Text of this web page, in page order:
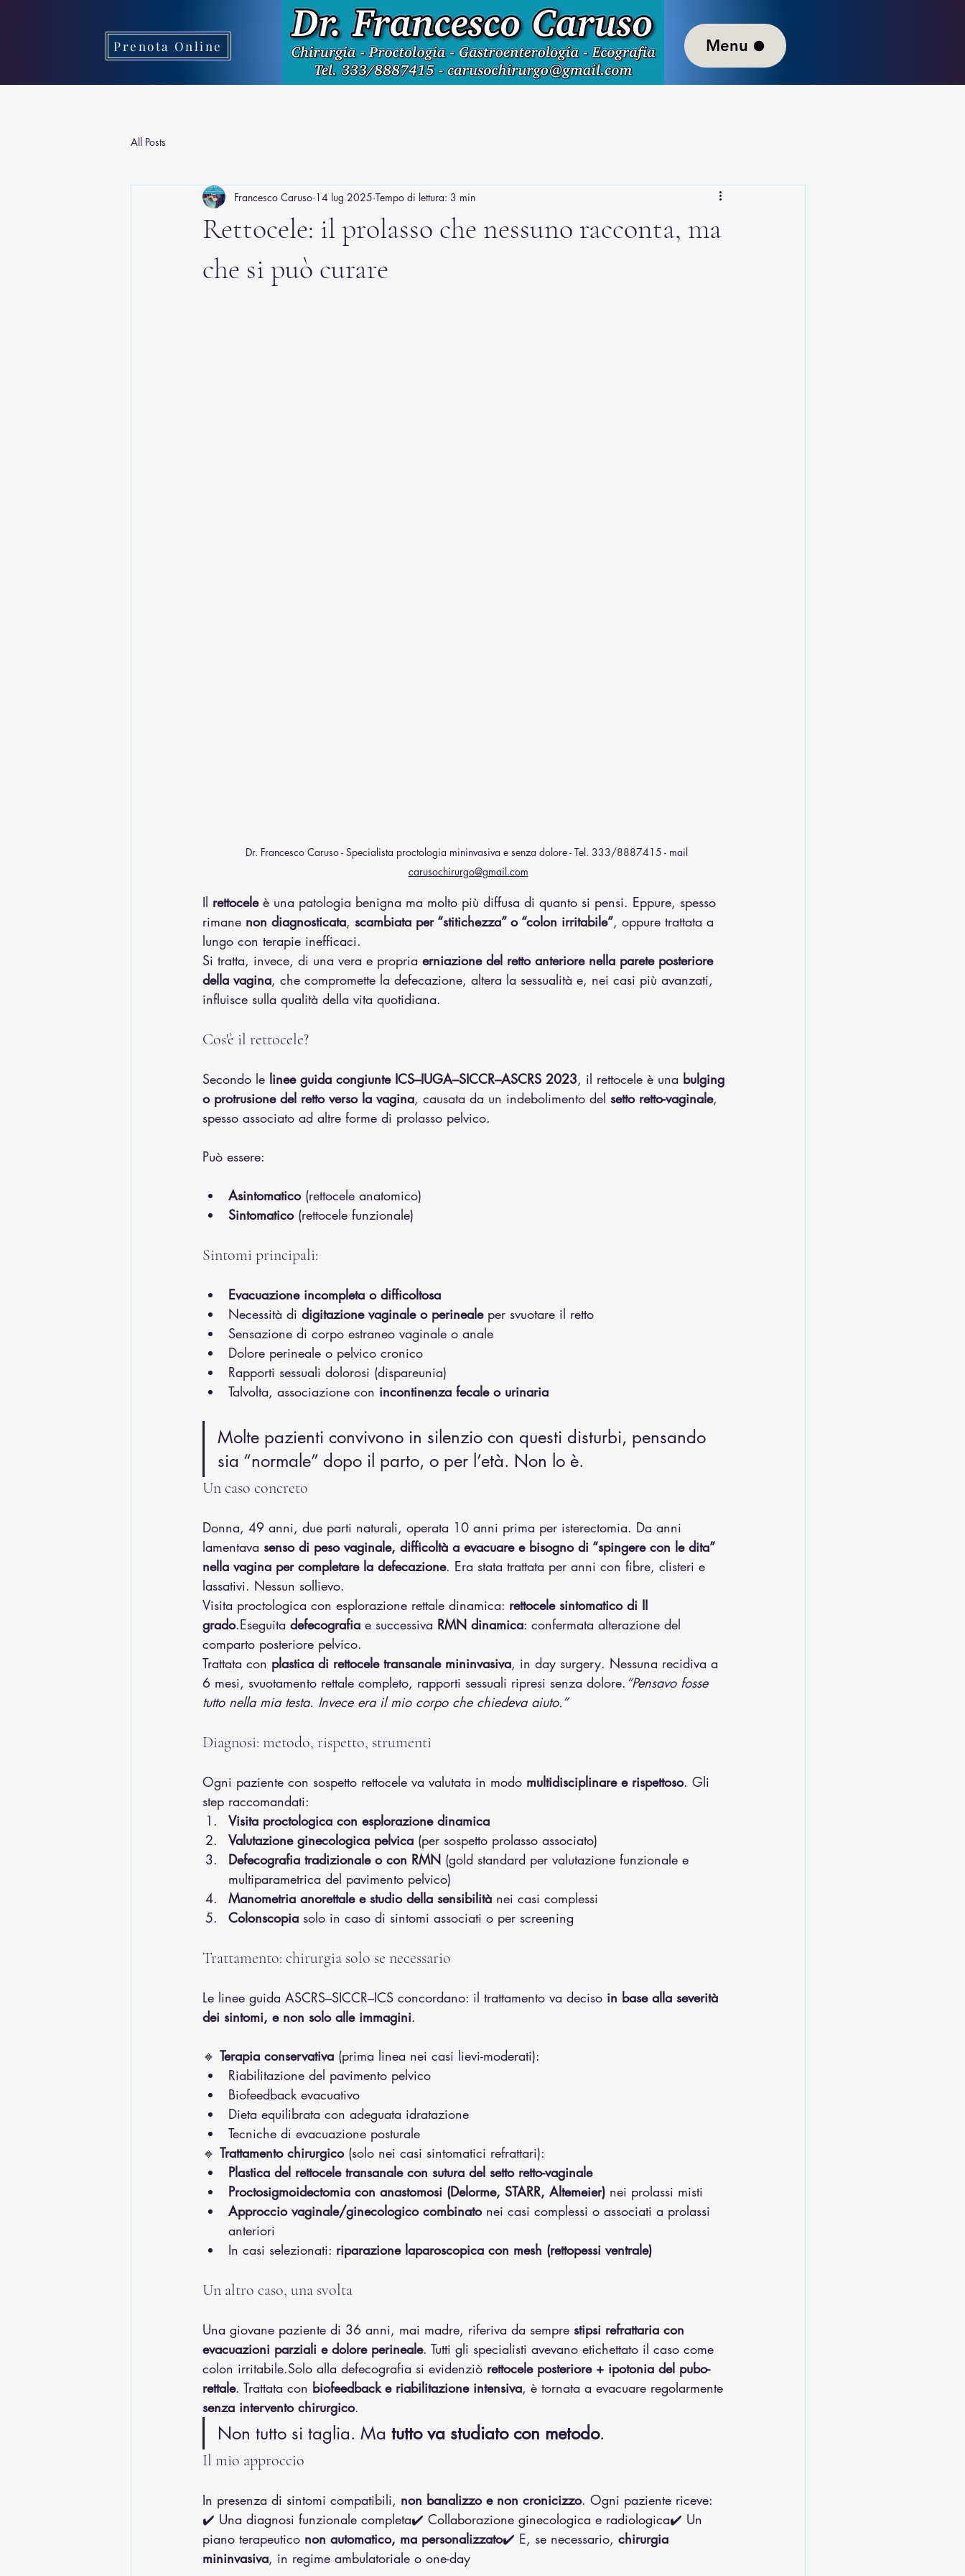
Prenota Online Menu
All Posts
Rettocele: il prolasso che nessuno racconta, ma
che si può curare
Francesco Caruso 14 lug 2025 Tempo di lettura: 3 min
Dr. Francesco Caruso - Specialista proctologia mininvasiva e senza dolore - Tel. 333/8887415 - mail
carusochirurgo@gmail.com
Il rettocele è una patologia benigna ma molto più diffusa di quanto si pensi. Eppure, spesso
rimane non diagnosticata, scambiata per “stitichezza” o “colon irritabile”, oppure trattata a
lungo con terapie inefficaci.
Si tratta, invece, di una vera e propria erniazione del retto anteriore nella parete posteriore
della vagina, che compromette la defecazione, altera la sessualità e, nei casi più avanzati,
influisce sulla qualità della vita quotidiana.
Cos'è il rettocele?
Secondo le linee guida congiunte ICS–IUGA–SICCR–ASCRS 2023, il rettocele è una bulging
o protrusione del retto verso la vagina, causata da un indebolimento del setto retto-vaginale,
spesso associato ad altre forme di prolasso pelvico.
Può essere:
Asintomatico (rettocele anatomico)
Sintomatico (rettocele funzionale)
Sintomi principali:
Evacuazione incompleta o difficoltosa
Necessità di digitazione vaginale o perineale per svuotare il retto
Sensazione di corpo estraneo vaginale o anale
Dolore perineale o pelvico cronico
Rapporti sessuali dolorosi (dispareunia)
Talvolta, associazione con incontinenza fecale o urinaria
Molte pazienti convivono in silenzio con questi disturbi, pensando
sia “normale” dopo il parto, o per l’età. Non lo è.
Un caso concreto
Donna, 49 anni, due parti naturali, operata 10 anni prima per isterectomia. Da anni
lamentava senso di peso vaginale, difficoltà a evacuare e bisogno di “spingere con le dita”
nella vagina per completare la defecazione. Era stata trattata per anni con fibre, clisteri e
lassativi. Nessun sollievo.
Visita proctologica con esplorazione rettale dinamica: rettocele sintomatico di II
grado.Eseguita defecografia e successiva RMN dinamica: confermata alterazione del
comparto posteriore pelvico.
Trattata con plastica di rettocele transanale mininvasiva, in day surgery. Nessuna recidiva a
6 mesi, svuotamento rettale completo, rapporti sessuali ripresi senza dolore. “Pensavo fosse
tutto nella mia testa. Invece era il mio corpo che chiedeva aiuto.”
Diagnosi: metodo, rispetto, strumenti
Ogni paziente con sospetto rettocele va valutata in modo multidisciplinare e rispettoso. Gli
step raccomandati:
Visita proctologica con esplorazione dinamica
Valutazione ginecologica pelvica (per sospetto prolasso associato)
Defecografia tradizionale o con RMN (gold standard per valutazione funzionale e
multiparametrica del pavimento pelvico)
Manometria anorettale e studio della sensibilità nei casi complessi
Colonscopia solo in caso di sintomi associati o per screening
Trattamento: chirurgia solo se necessario
Le linee guida ASCRS–SICCR–ICS concordano: il trattamento va deciso in base alla severità
dei sintomi, e non solo alle immagini.
🔹 Terapia conservativa (prima linea nei casi lievi-moderati):
Riabilitazione del pavimento pelvico
Biofeedback evacuativo
Dieta equilibrata con adeguata idratazione
Tecniche di evacuazione posturale
🔹 Trattamento chirurgico (solo nei casi sintomatici refrattari):
Plastica del rettocele transanale con sutura del setto retto-vaginale
Proctosigmoidectomia con anastomosi (Delorme, STARR, Altemeier) nei prolassi misti
Approccio vaginale/ginecologico combinato nei casi complessi o associati a prolassi
anteriori
In casi selezionati: riparazione laparoscopica con mesh (rettopessi ventrale)
Un altro caso, una svolta
Una giovane paziente di 36 anni, mai madre, riferiva da sempre stipsi refrattaria con
evacuazioni parziali e dolore perineale. Tutti gli specialisti avevano etichettato il caso come
colon irritabile.Solo alla defecografia si evidenziò rettocele posteriore + ipotonia del pubo-
rettale. Trattata con biofeedback e riabilitazione intensiva, è tornata a evacuare regolarmente
senza intervento chirurgico.
Non tutto si taglia. Ma tutto va studiato con metodo.
Il mio approccio
In presenza di sintomi compatibili, non banalizzo e non cronicizzo. Ogni paziente riceve:
✔️ Una diagnosi funzionale completa✔️ Collaborazione ginecologica e radiologica✔️ Un
piano terapeutico non automatico, ma personalizzato✔️ E, se necessario, chirurgia
mininvasiva, in regime ambulatoriale o one-day